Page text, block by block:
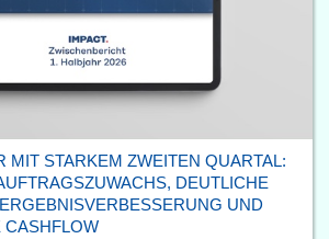
MIT STARKEM ZWEITEN QUARTAL:
DEUTLICHE
UND
CASHFLOW